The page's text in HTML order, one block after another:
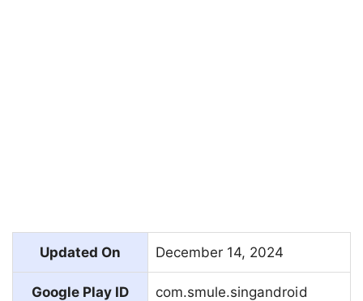
Updated On December 14, 2024
Google Play ID com.smule.singandroid